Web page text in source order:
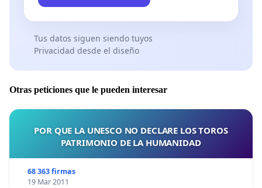
Tus datos siguen siendo tuyos
Privacidad desde el diseño
Otras peticiones que le pueden interesar
POR QUE LA UNESCO NO DECLARE LOS TOROS
PATRIMONIO DE LA HUMANIDAD
68 363 firmas
19 Mar 2011